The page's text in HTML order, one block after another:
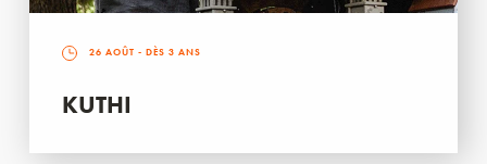
26 AOÛT - DÈS 3 ANS
KUTHI